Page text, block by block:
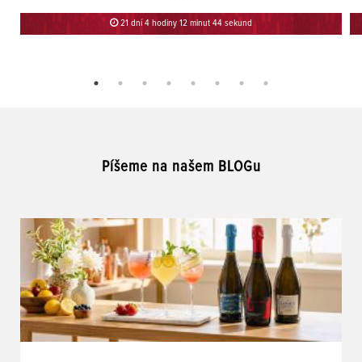
21 dní 4 hodiny 12 minut 44 sekund
Píšeme na našem BLOGu